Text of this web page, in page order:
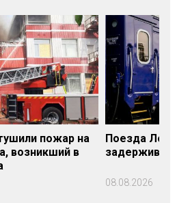
пожар на
возникший в
Поезда
08.08.2026